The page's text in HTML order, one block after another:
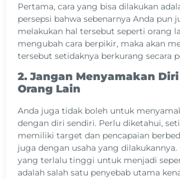
Pertama, cara yang bisa dilakukan
persepsi bahwa sebenarnya Anda pun
melakukan hal tersebut seperti orang
mengubah cara berpikir, maka akan
tersebut setidaknya berkurang secara
2. Jangan Menyamakan
Orang Lain
Anda juga tidak boleh untuk
dengan diri sendiri. Perlu diketahui,
memiliki target dan pencapaian
juga dengan usaha yang
yang terlalu tinggi untuk menjadi
adalah salah satu penyebab utama